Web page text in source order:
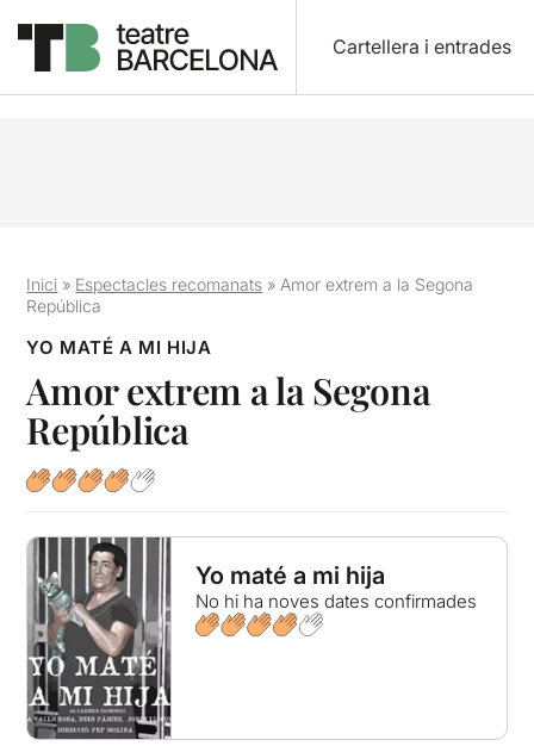
Cartellera i entrades
Inici » Espectacles recomanats » Amor extrem a la Segona
República
YO MATÉ A MI HIJA
Amor extrem a la Segona
República
Yo maté a mi hija
No hi ha noves dates confirmades